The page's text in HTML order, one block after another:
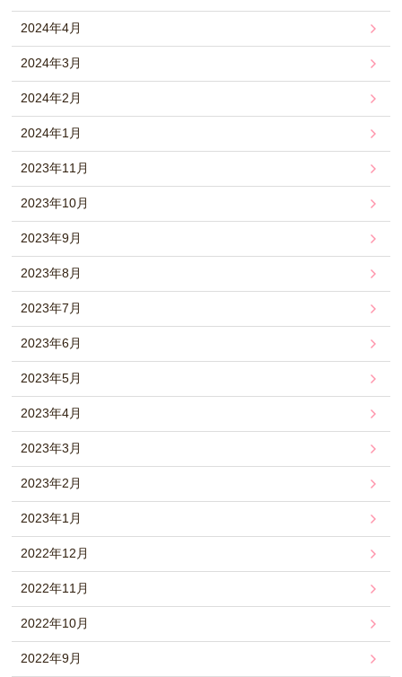
2024年4月
2024年3月
2024年2月
2024年1月
2023年11月
2023年10月
2023年9月
2023年8月
2023年7月
2023年6月
2023年5月
2023年4月
2023年3月
2023年2月
2023年1月
2022年12月
2022年11月
2022年10月
2022年9月